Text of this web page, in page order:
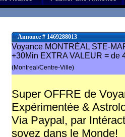
Annonce # 1469288013
Voyance MONTRÉAL STE-
+30Min EXTRA VALEUR = de
(Montreal/Centre-Ville)
Super OFFRE de
Expérimentée &
Via Paypal, par
soyez dans le Monde!